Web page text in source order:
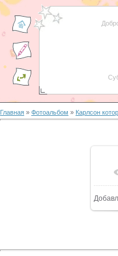
Главная » Фотоальбом » Карлсон